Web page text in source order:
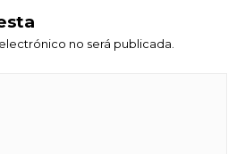
no será publicada.